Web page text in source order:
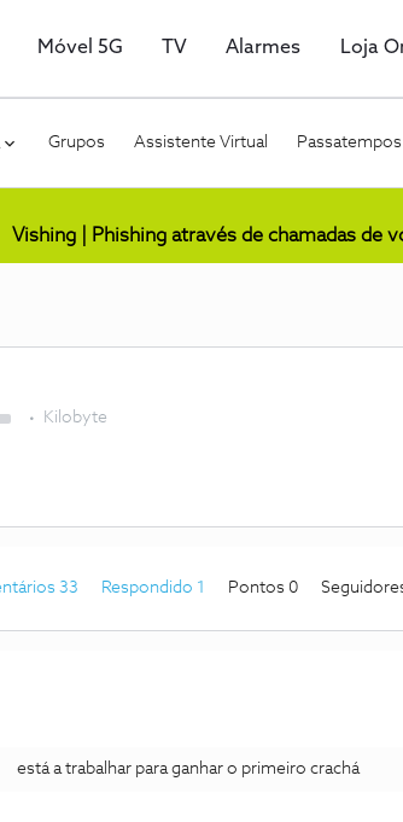
Móvel 5G TV Alarmes Loja
Grupos Assistente Virtual Passatempos
Vishing | Phishing através de chamadas de
Kilobyte
33 Respondido 1 Pontos 0
está a trabalhar para ganhar o primeiro crachá